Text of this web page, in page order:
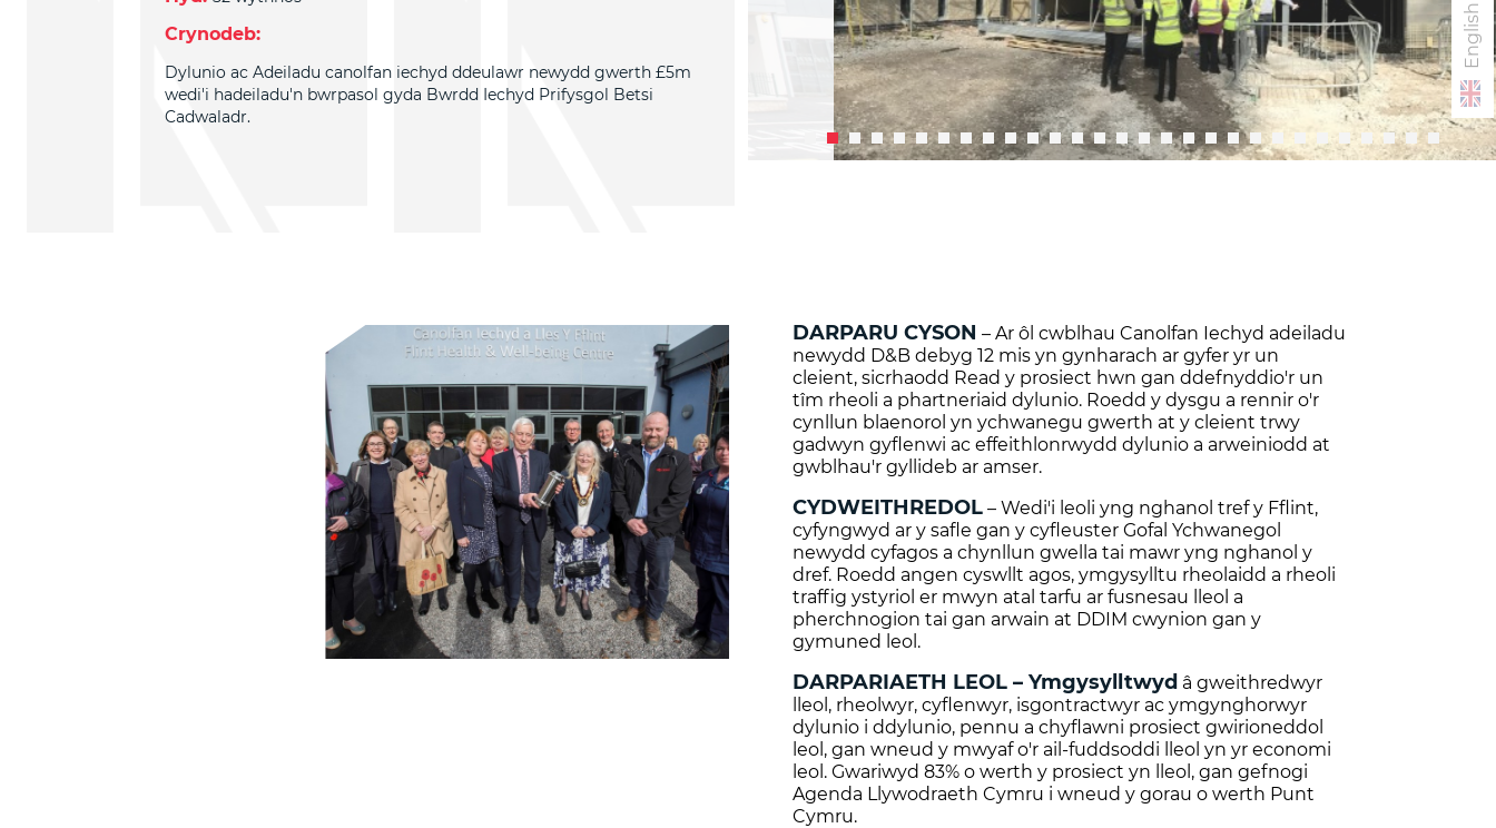
English
Crynodeb:
Dylunio ac Adeiladu canolfan iechyd ddeulawr newydd gwerth £5m
wedi'i hadeiladu'n bwrpasol gyda Bwrdd Iechyd Prifysgol Betsi
Cadwaladr.
DARPARU CYSON – Ar ôl cwblhau Canolfan Iechyd adeiladu
newydd D&B debyg 12 mis yn gynharach ar gyfer yr un
cleient, sicrhaodd Read y prosiect hwn gan ddefnyddio'r un
tîm rheoli a phartneriaid dylunio. Roedd y dysgu a rennir o'r
cynllun blaenorol yn ychwanegu gwerth at y cleient trwy
gadwyn gyflenwi ac effeithlonrwydd dylunio a arweiniodd at
gwblhau'r gyllideb ar amser.
CYDWEITHREDOL – Wedi'i leoli yng nghanol tref y Fflint,
cyfyngwyd ar y safle gan y cyfleuster Gofal Ychwanegol
newydd cyfagos a chynllun gwella tai mawr yng nghanol y
dref. Roedd angen cyswllt agos, ymgysylltu rheolaidd a rheoli
traffig ystyriol er mwyn atal tarfu ar fusnesau lleol a
pherchnogion tai gan arwain at DDIM cwynion gan y
gymuned leol.
DARPARIAETH LEOL – Ymgysylltwyd â gweithredwyr
lleol, rheolwyr, cyflenwyr, isgontractwyr ac ymgynghorwyr
dylunio i ddylunio, pennu a chyflawni prosiect gwirioneddol
leol, gan wneud y mwyaf o'r ail-fuddsoddi lleol yn yr economi
leol. Gwariwyd 83% o werth y prosiect yn lleol, gan gefnogi
Agenda Llywodraeth Cymru i wneud y gorau o werth Punt
Cymru.